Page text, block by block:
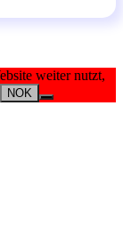
weiter nutzt,
NOK